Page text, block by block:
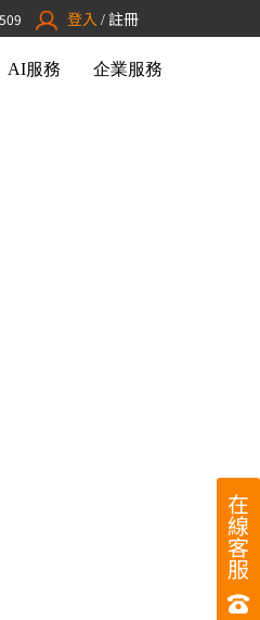
登入 / 註冊
在
線
客
服
AI服務 企業服務